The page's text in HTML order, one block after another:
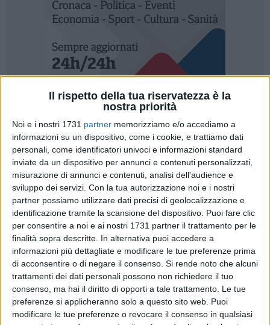
Il rispetto della tua riservatezza è la
nostra priorità
Noi e i nostri 1731 partner memorizziamo e/o accediamo a
informazioni su un dispositivo, come i cookie, e trattiamo dati
personali, come identificatori univoci e informazioni standard
inviate da un dispositivo per annunci e contenuti personalizzati,
misurazione di annunci e contenuti, analisi dell'audience e
sviluppo dei servizi. Con la tua autorizzazione noi e i nostri
partner possiamo utilizzare dati precisi di geolocalizzazione e
identificazione tramite la scansione del dispositivo. Puoi fare clic
per consentire a noi e ai nostri 1731 partner il trattamento per le
finalità sopra descritte. In alternativa puoi accedere a
informazioni più dettagliate e modificare le tue preferenze prima
di acconsentire o di negare il consenso. Si rende noto che alcuni
trattamenti dei dati personali possono non richiedere il tuo
consenso, ma hai il diritto di opporti a tale trattamento. Le tue
preferenze si applicheranno solo a questo sito web. Puoi
modificare le tue preferenze o revocare il consenso in qualsiasi
Intervenendo ai lavori dell'incontro promosso alla Chiesa di
Cristo Flagellato su "Materiali e architettura, limiti e
possibilità", l'assessore ai Sassi Paola D'Antonio ha
affrontato un discorso di prospettiva sottolineando
l'importanza di fare della città di Matera "Un laboratorio di
tecnologie e materiali per interventi di recupero e
architettura".
L'incontro che è legato anche da una mostra itinerante delle
Tecnologie costruttive Exco'17, ha preso in esame differenti
aspetti legati proprio a queste azioni coinvolgendo anche
rappresentanti dell'Università di Valencia, della
Soprintendenza ai Beni Architettonici e paesaggistici della
Basilicata, alla presenza del Sottosegretario del Ministero